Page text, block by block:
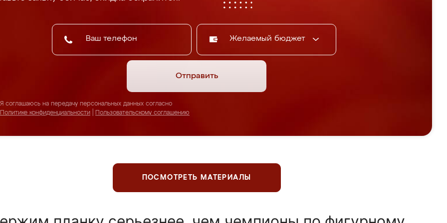
Желаемый бюджет
Отправить
Я соглашаюсь на передачу персональных данных согласно
Политике конфиденциальности
Пользовательскому соглашению
ПОСМОТРЕТЬ МАТЕРИАЛЫ